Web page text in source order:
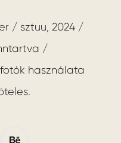
/ sztuu, 2024 /
/
használata